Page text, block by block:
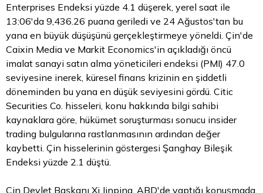
Enterprises Endeksi yüzde 4.1 düşerek, yerel saat ile
13:06'da 9,436.26 puana geriledi ve 24 Ağustos'tan bu
yana en büyük düşüşünü gerçekleştirmeye yöneldi. Çin'de
Caixin Media ve Markit Economics'in açıkladığı öncü
imalat sanayi satın alma yöneticileri endeksi (PMI) 47.0
seviyesine inerek, küresel finans krizinin en şiddetli
döneminden bu yana en düşük seviyesini gördü. Citic
Securities Co. hisseleri, konu hakkında bilgi sahibi
kaynaklara göre, hükümet soruşturması sonucu insider
trading bulgularına rastlanmasının ardından değer
kaybetti. Çin hisselerinin göstergesi Şanghay Bileşik
Endeksi yüzde 2.1 düştü.
Çin Devlet Başkanı Xi Jinping, ABD'de yaptığı konuşmada,